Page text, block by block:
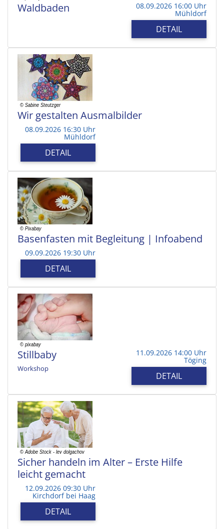
Waldbaden 08.09.2026 16:00 Uhr
Mühldorf
DETAIL
Wir gestalten Ausmalbilder
08.09.2026 16:30 Uhr
Mühldorf
DETAIL
Basenfasten mit Begleitung | Infoabend
09.09.2026 19:30 Uhr
DETAIL
Stillbaby
Workshop
11.09.2026 14:00 Uhr
Töging
DETAIL
Sicher handeln im Alter – Erste Hilfe
leicht gemacht
12.09.2026 09:30 Uhr
Kirchdorf bei Haag
DETAIL